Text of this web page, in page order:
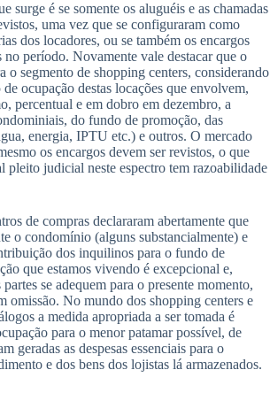
surge é se somente os aluguéis e as chamadas
uma vez que se configuraram como
dos locadores, ou se também os encargos
no período. Novamente vale destacar que o
o segmento de shopping centers, considerando
ocupação destas locações que envolvem,
percentual e em dobro em dezembro, a
do fundo de promoção, das
energia, IPTU etc.) e outros. O mercado
os encargos devem ser revistos, o que
pleito judicial neste espectro tem razoabilidade
de compras declararam abertamente que
o condomínio (alguns substancialmente) e
dos inquilinos para o fundo de
que estamos vivendo é excepcional e,
se adequem para o presente momento,
omissão. No mundo dos shopping centers e
a medida apropriada a ser tomada é
para o menor patamar possível, de
geradas as despesas essenciais para o
e dos bens dos lojistas lá armazenados.